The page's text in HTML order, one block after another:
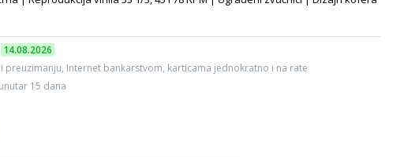
14.08.2026
preuzimanju, Internet bankarstvom, karticama jednokratno i na rate
15 dana